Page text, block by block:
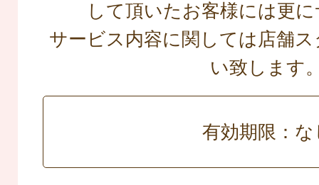
して頂いたお客様には更
サービス内容に関しては店舗
い致します
有効期限：な